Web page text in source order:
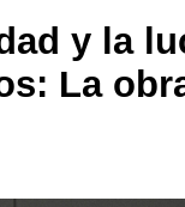
y la
La